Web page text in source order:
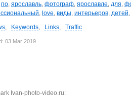
по, ярославль, фотограф, ярославле, для,
, love, виды, интерьеров, детей,
, Keywords, Links, Traffic
03 Mar 2019
Ivan-photo-video.ru: